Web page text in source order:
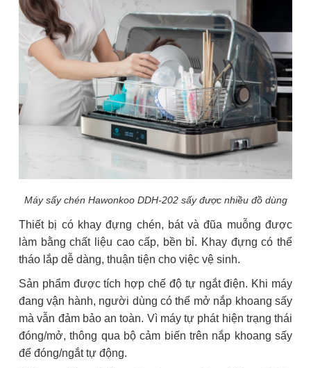
Máy sấy chén Hawonkoo DDH-202 sấy được nhiều đồ dùng
Thiết bị có khay đựng chén, bát và đũa muỗng được
làm bằng chất liệu cao cấp, bền bỉ. Khay đựng có thể
tháo lắp dễ dàng, thuận tiện cho việc vệ sinh.
Sản phẩm được tích hợp chế độ tự ngắt điện. Khi máy
đang vận hành, người dùng có thể mở nắp khoang sấy
mà vẫn đảm bảo an toàn. Vì máy tự phát hiện trạng thái
đóng/mở, thông qua bộ cảm biến trên nắp khoang sấy
để đóng/ngắt tự động.